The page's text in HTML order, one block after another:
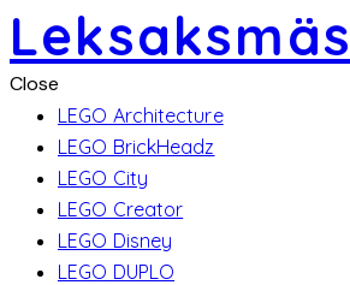
Close
LEGO Architecture
LEGO BrickHeadz
LEGO City
LEGO Creator
LEGO Disney
LEGO DUPLO